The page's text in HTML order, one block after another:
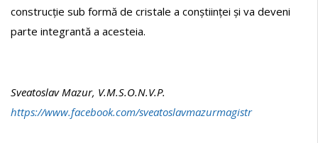
construcție sub formă de cristale a conștiinței și va deveni
parte integrantă a acesteia.
Sveatoslav Mazur, V.M.S.O.N.V.P.
https://www.facebook.com/sveatoslavmazurmagistr